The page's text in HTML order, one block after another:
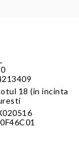
18 (in incinta